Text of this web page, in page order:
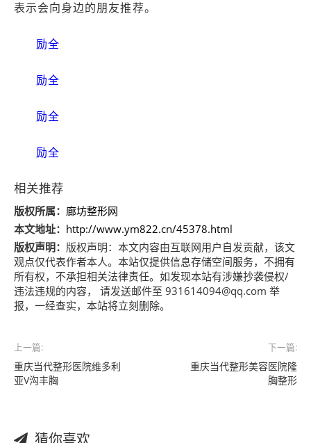
表示会向身边的朋友推荐。
励全
励全
励全
励全
相关推荐
版权所属： 廊坊整形网
本文地址： http://www.ym822.cn/45378.html
版权声明： 版权声明： 本文内容由互联网用户自发贡献，该文
观点仅代表作者本人。本站仅提供信息存储空间服务，不拥有
所有权，不承担相关法律责任。如发现本站有涉嫌抄袭侵权/
违法违规的内容， 请发送邮件至 931614094@qq.com 举
报，一经查实，本站将立刻删除。
上一篇:
重庆当代整形医院维多利
亚V沟丰胸
下一篇:
重庆当代整形美容医院隆
胸整形
猜你喜欢